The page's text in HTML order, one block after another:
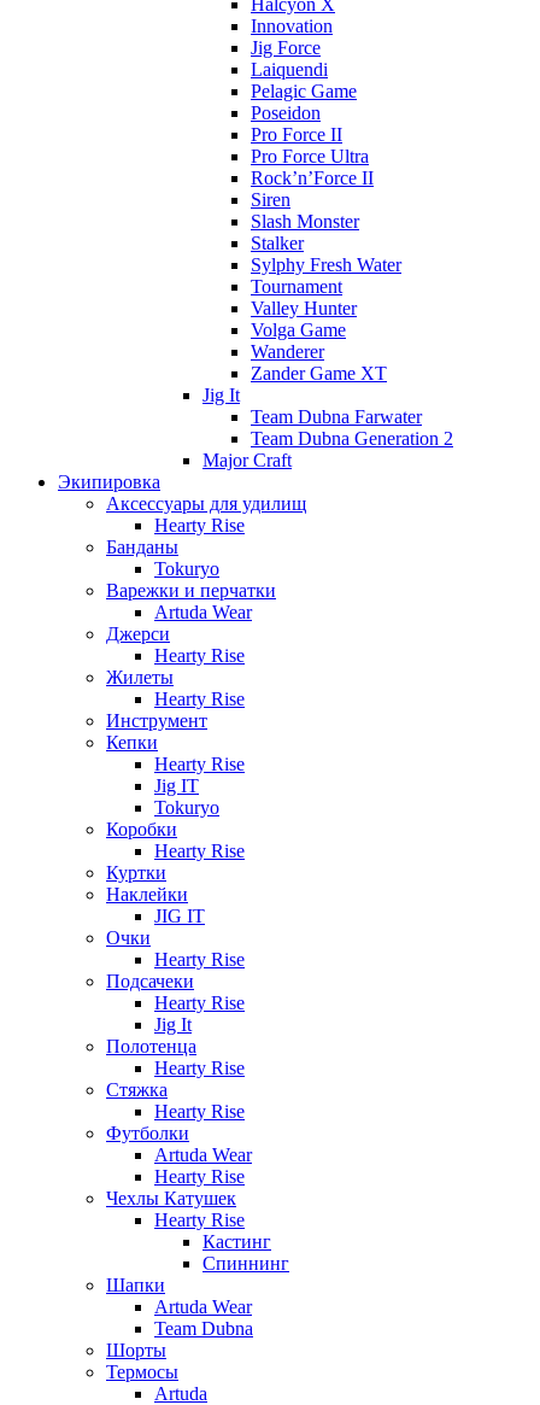
Innovation
Jig Force
Laiquendi
Pelagic Game
Poseidon
Pro Force II
Pro Force Ultra
Rock’n’Force II
Siren
Slash Monster
Stalker
Sylphy Fresh Water
Tournament
Valley Hunter
Volga Game
Wanderer
Zander Game XT
Jig It
Team Dubna Farwater
Team Dubna Generation 2
Major Craft
Экипировка
Аксессуары для удилищ
Hearty Rise
Банданы
Tokuryo
Варежки и перчатки
Artuda Wear
Джерси
Hearty Rise
Жилеты
Hearty Rise
Инструмент
Кепки
Hearty Rise
Jig IT
Tokuryo
Коробки
Hearty Rise
Куртки
Наклейки
JIG IT
Очки
Hearty Rise
Подсачеки
Hearty Rise
Jig It
Полотенца
Hearty Rise
Стяжка
Hearty Rise
Футболки
Artuda Wear
Hearty Rise
Чехлы Катушек
Hearty Rise
Кастинг
Спиннинг
Шапки
Artuda Wear
Team Dubna
Шорты
Термосы
Artuda